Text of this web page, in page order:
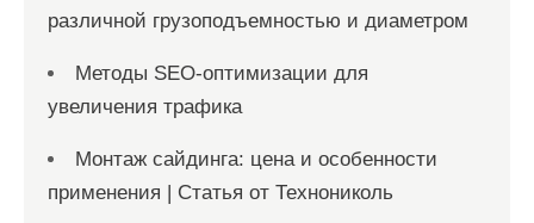
различной грузоподъемностью и диаметром
Методы SEO-оптимизации для
увеличения трафика
Монтаж сайдинга: цена и особенности
применения | Статья от Технониколь